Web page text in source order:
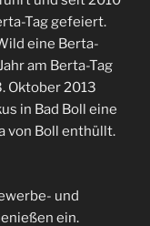
Tag gefeiert.
eine Berta-
am Berta-Tag
Oktober 2013
in Bad Boll eine
von Boll enthüllt.
und
ein.